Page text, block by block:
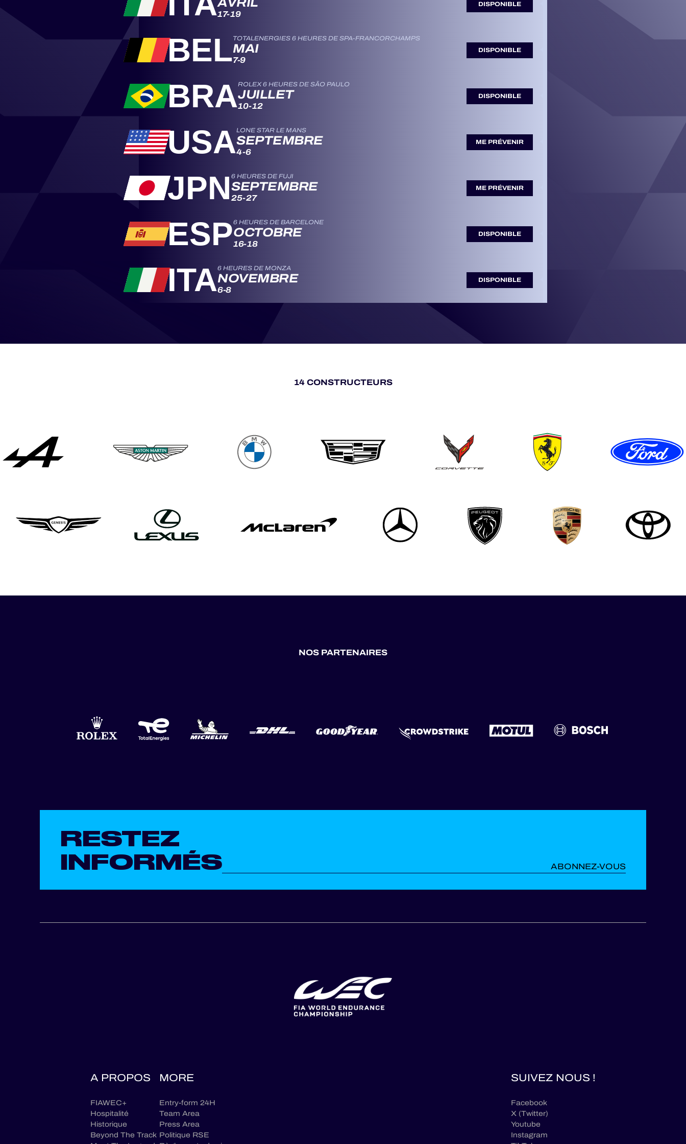
MLMC
17-19
DISPONIBLE
BELTOTALENERGIES 6 HEURES DE SPA-FRANCORCHAMPS
MAI
7-9
DISPONIBLE
BRAROLEX 6 HEURES DE SÃO PAULO
JUILLET
10-12
DISPONIBLE
USALONE STAR LE MANS
SEPTEMBRE
4-6
ME PRÉVENIR
JPN 6 HEURES DE FUJI
SEPTEMBRE
25-27
ME PRÉVENIR
ESP6 HEURES DE BARCELONE
OCTOBRE
16-18
DISPONIBLE
ITA6 HEURES DE MONZA
NOVEMBRE
6-8
DISPONIBLE
14 CONSTRUCTEURS
NOS PARTENAIRES
RESTEZ
INFORMÉS
ABONNEZ-VOUS
A PROPOS
FIAWEC+
Hospitalité
Historique
Beyond The Track
MORE
Entry-form 24H
Team Area
Press Area
Politique RSE
SUIVEZ NOUS !
Facebook
X (Twitter)
Youtube
Instagram